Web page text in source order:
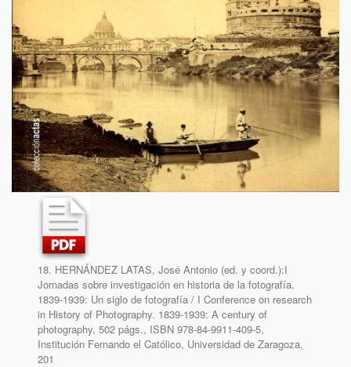
18. HERNÁNDEZ LATAS, José Antonio (ed. y coord.):I
Jornadas sobre investigación en historia de la fotografía.
1839-1939: Un siglo de fotografía / I Conference on research
in History of Photography. 1839-1939: A century of
photography, 502 págs., ISBN 978-84-9911-409-5,
Institución Fernando el Católico, Universidad de Zaragoza,
201